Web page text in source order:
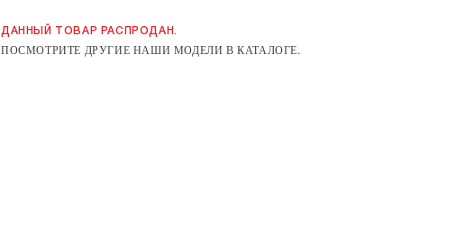
ДАННЫЙ ТОВАР РАСПРОДАН.
ПОСМОТРИТЕ ДРУГИЕ НАШИ МОДЕЛИ В КАТАЛОГЕ.